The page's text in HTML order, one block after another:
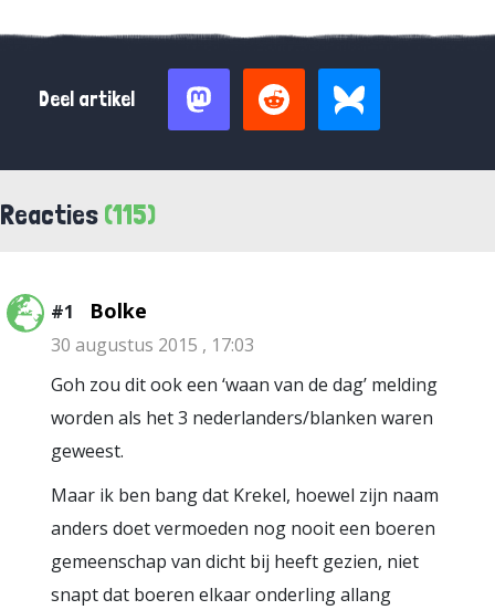
Deel artikel
Reacties (115)
#1 Bolke
30 augustus 2015 , 17:03
Goh zou dit ook een ‘waan van de dag’ melding
worden als het 3 nederlanders/blanken waren
geweest.
Maar ik ben bang dat Krekel, hoewel zijn naam
anders doet vermoeden nog nooit een boeren
gemeenschap van dicht bij heeft gezien, niet
snapt dat boeren elkaar onderling allang